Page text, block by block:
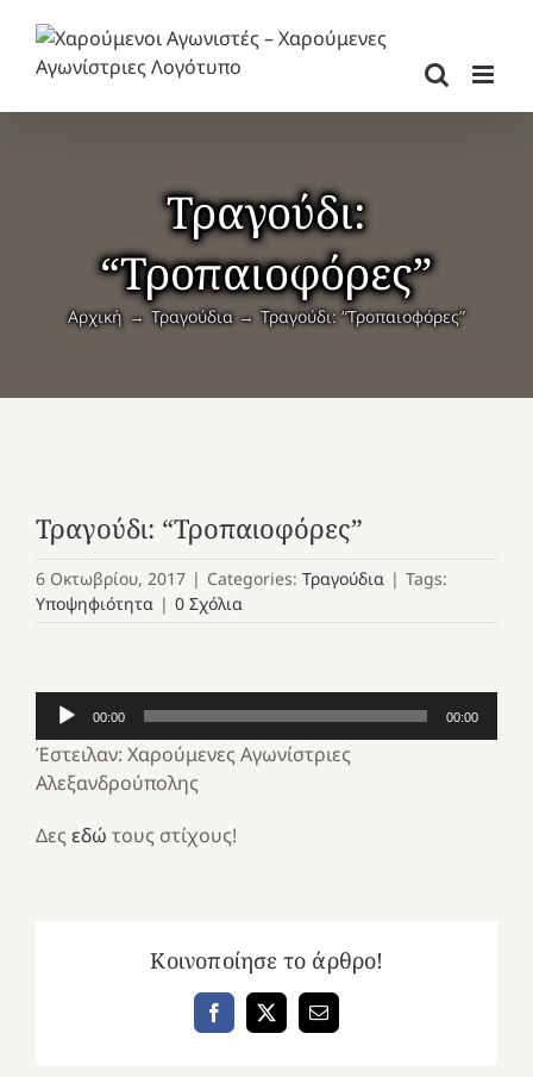
περιεχόμενο
Τραγούδι:
“Τροπαιοφόρες”
Αρχική Τραγούδια Τραγούδι: “Τροπαιοφόρες”
Τραγούδι: “Τροπαιοφόρες”
6 Οκτωβρίου, 2017 | Categories: Τραγούδια | Tags:
Υποψηφιότητα | 0 Σχόλια
Πρόγραμμα
Αναπαραγωγής
Ήχου
00:00 00:00
Έστειλαν: Χαρούμενες Αγωνίστριες
Αλεξανδρούπολης
Δες εδώ τους στίχους!
Κοινοποίησε το άρθρο!
Facebook
X Email